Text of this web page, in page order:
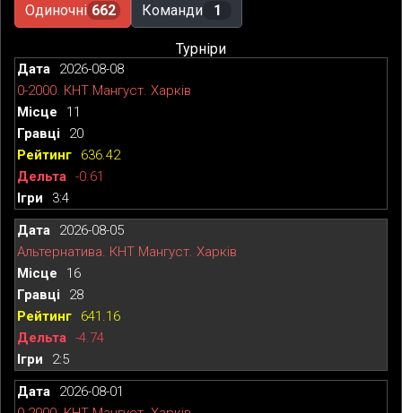
Одиночні 662 Команди 1
Турніри
2026-08-08
0-2000. КНТ Мангуст. Харків
11
20
636.42
-0.61
3:4
2026-08-05
Альтернатива. КНТ Мангуст. Харків
16
28
641.16
-4.74
2:5
2026-08-01